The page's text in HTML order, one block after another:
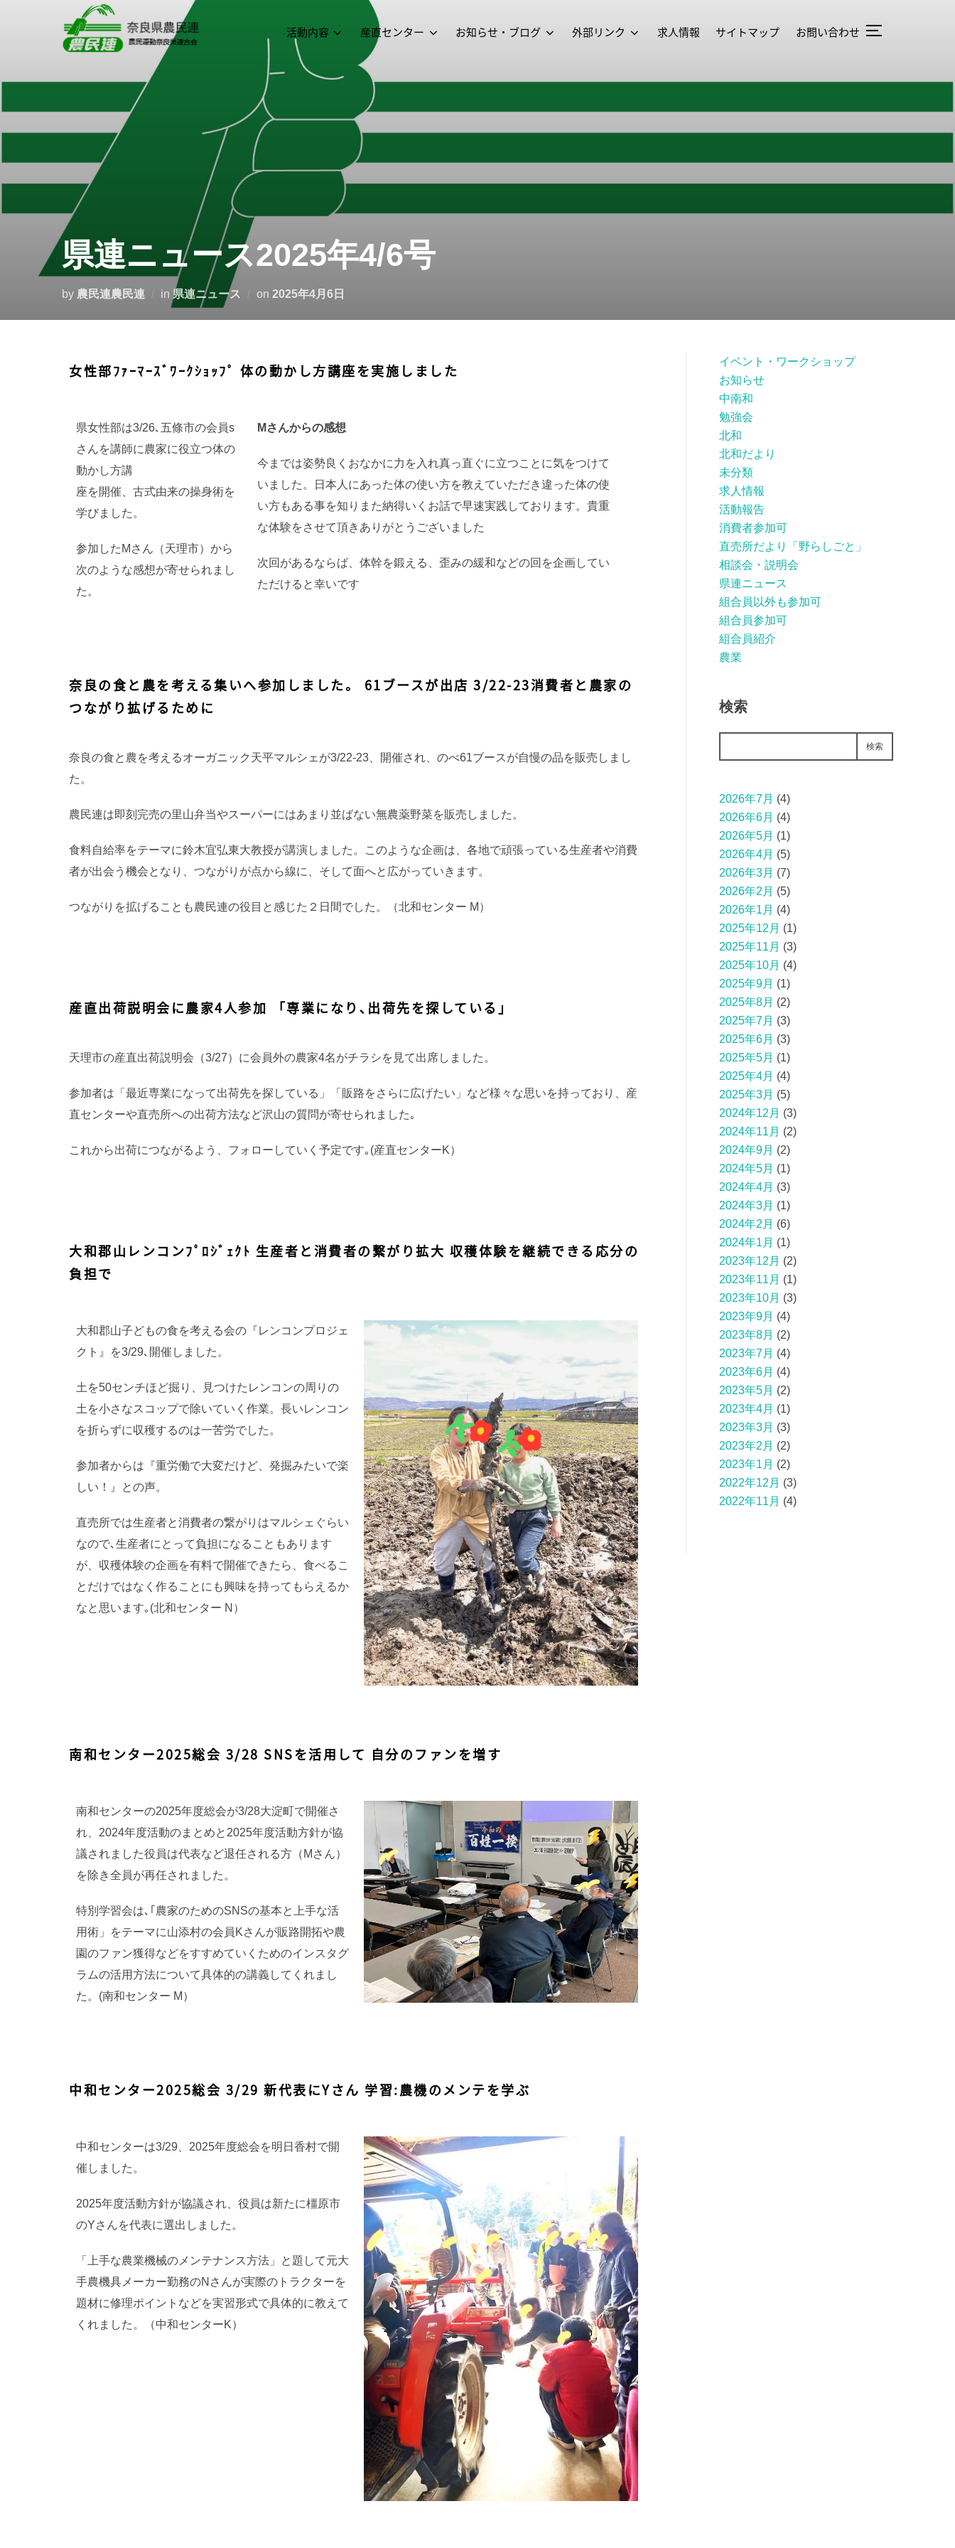
活動内容 産直センター お知らせ・ブログ 外部リンク 求人情報 サイトマップ お問い合わせ
県連ニュース2025年4/6号
by 農民連農民連 in 県連ニュース on 2025年4月6日
女性部ﾌｧｰﾏｰｽﾞﾜｰｸｼｮｯﾌﾟ 体の動かし方講座を実施しました
県女性部は3/26､五條市の会員s
さんを講師に農家に役立つ体の
動かし方講
座を開催、古式由来の操身術を
学びました。
参加したMさん（天理市）から
次のような感想が寄せられまし
た。
Mさんからの感想
今までは姿勢良くおなかに力を入れ真っ直ぐに立つことに気をつけて
いました。日本人にあった体の使い方を教えていただき違った体の使
い方もある事を知りまた納得いくお話で早速実践しております。貴重
な体験をさせて頂きありがとうございました
次回があるならば、体幹を鍛える、歪みの緩和などの回を企画してい
ただけると幸いです
奈良の食と農を考える集いへ参加しました。 61ブースが出店 3/22-23消費者と農家の
つながり拡げるために
奈良の食と農を考えるオーガニック天平マルシェが3/22-23、開催され、のべ61ブースが自慢の品を販売しまし
た。
農民連は即刻完売の里山弁当やスーパーにはあまり並ばない無農薬野菜を販売しました。
食料自給率をテーマに鈴木宜弘東大教授が講演しました。このような企画は、各地で頑張っている生産者や消費
者が出会う機会となり、つながりが点から線に、そして面へと広がっていきます。
つながりを拡げることも農民連の役目と感じた２日間でした。（北和センター M）
産直出荷説明会に農家4人参加 「専業になり､出荷先を探している」
天理市の産直出荷説明会（3/27）に会員外の農家4名がチラシを見て出席しました。
参加者は「最近専業になって出荷先を探している」「販路をさらに広げたい」など様々な思いを持っており、産
直センターや直売所への出荷方法など沢山の質問が寄せられました｡
これから出荷につながるよう、フォローしていく予定です｡(産直センターK）
大和郡山レンコンﾌﾟﾛｼﾞｪｸﾄ 生産者と消費者の繋がり拡大 収穫体験を継続できる応分の
負担で
大和郡山子どもの食を考える会の『レンコンプロジェ
クト』を3/29､開催しました。
土を50センチほど掘り、見つけたレンコンの周りの
土を小さなスコップで除いていく作業。長いレンコン
を折らずに収穫するのは一苦労でした。
参加者からは『重労働で大変だけど、発掘みたいで楽
しい！』との声。
直売所では生産者と消費者の繋がりはマルシェぐらい
なので､生産者にとって負担になることもあります
が、収穫体験の企画を有料で開催できたら、食べるこ
とだけではなく作ることにも興味を持ってもらえるか
なと思います｡(北和センター N）
南和センター2025総会 3/28 SNSを活用して 自分のファンを増す
南和センターの2025年度総会が3/28大淀町で開催さ
れ、2024年度活動のまとめと2025年度活動方針が協
議されました役員は代表など退任される方（Mさん）
を除き全員が再任されました。
特別学習会は､｢農家のためのSNSの基本と上手な活
用術」をテーマに山添村の会員Kさんが販路開拓や農
園のファン獲得などをすすめていくためのインスタグ
ラムの活用方法について具体的の講義してくれまし
た。(南和センター M）
中和センター2025総会 3/29 新代表にYさん 学習:農機のメンテを学ぶ
中和センターは3/29、2025年度総会を明日香村で開
催しました。
2025年度活動方針が協議され、役員は新たに橿原市
のYさんを代表に選出しました。
「上手な農業機械のメンテナンス方法」と題して元大
手農機具メーカー勤務のNさんが実際のトラクターを
題材に修理ポイントなどを実習形式で具体的に教えて
くれました。（中和センターK）
イベント・ワークショップ
お知らせ
中南和
勉強会
北和
北和だより
未分類
求人情報
活動報告
消費者参加可
直売所だより「野らしごと」
相談会・説明会
県連ニュース
組合員以外も参加可
組合員参加可
組合員紹介
農業
検索
検索
2026年7月 (4)
2026年6月 (4)
2026年5月 (1)
2026年4月 (5)
2026年3月 (7)
2026年2月 (5)
2026年1月 (4)
2025年12月 (1)
2025年11月 (3)
2025年10月 (4)
2025年9月 (1)
2025年8月 (2)
2025年7月 (3)
2025年6月 (3)
2025年5月 (1)
2025年4月 (4)
2025年3月 (5)
2024年12月 (3)
2024年11月 (2)
2024年9月 (2)
2024年5月 (1)
2024年4月 (3)
2024年3月 (1)
2024年2月 (6)
2024年1月 (1)
2023年12月 (2)
2023年11月 (1)
2023年10月 (3)
2023年9月 (4)
2023年8月 (2)
2023年7月 (4)
2023年6月 (4)
2023年5月 (2)
2023年4月 (1)
2023年3月 (3)
2023年2月 (2)
2023年1月 (2)
2022年12月 (3)
2022年11月 (4)